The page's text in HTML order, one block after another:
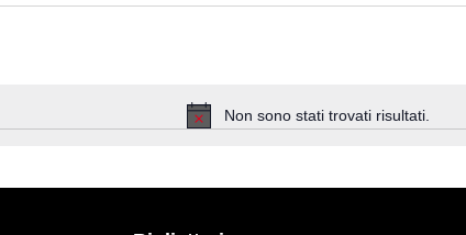
Notice
Non sono stati trovati risultati.